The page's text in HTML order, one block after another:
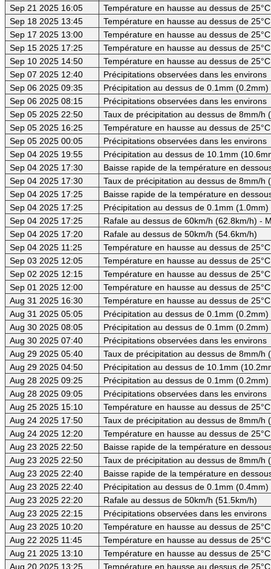
Sep 21 2025 16:05
Température en hausse au dessus de
Sep 18 2025 13:45
Température en hausse au dessus de
Sep 17 2025 13:00
Température en hausse au dessus de
Sep 15 2025 17:25
Température en hausse au dessus de
Sep 10 2025 14:50
Température en hausse au dessus de
Sep 07 2025 12:40
Précipitations observées dans les environs
Sep 06 2025 09:35
Précipitation au dessus de 0.1mm
Sep 06 2025 08:15
Précipitations observées dans les environs
Sep 05 2025 22:50
Taux de précipitation au dessus de 8mm/h
Sep 05 2025 16:25
Température en hausse au dessus de
Sep 05 2025 00:05
Précipitations observées dans les environs
Sep 04 2025 19:55
Précipitation au dessus de 10.1mm
Sep 04 2025 17:30
Baisse rapide de la température en
Sep 04 2025 17:30
Taux de précipitation au dessus de 8mm/h
Sep 04 2025 17:25
Baisse rapide de la température en
Sep 04 2025 17:25
Précipitation au dessus de 0.1mm (1.0mm)
Sep 04 2025 17:25
Rafale au dessus de 60km/h (62.8km/h) -
Sep 04 2025 17:20
Rafale au dessus de 50km/h (54.6km/h)
Sep 04 2025 11:25
Température en hausse au dessus de
Sep 03 2025 12:05
Température en hausse au dessus de
Sep 02 2025 12:15
Température en hausse au dessus de
Sep 01 2025 12:00
Température en hausse au dessus de
Aug 31 2025 16:30
Température en hausse au dessus de
Aug 31 2025 05:05
Précipitation au dessus de 0.1mm
Aug 30 2025 08:05
Précipitation au dessus de 0.1mm
Aug 30 2025 07:40
Précipitations observées dans les environs
Aug 29 2025 05:40
Taux de précipitation au dessus de 8mm/h
Aug 29 2025 04:50
Précipitation au dessus de 10.1mm
Aug 28 2025 09:25
Précipitation au dessus de 0.1mm
Aug 28 2025 09:05
Précipitations observées dans les environs
Aug 25 2025 15:10
Température en hausse au dessus de
Aug 24 2025 17:50
Taux de précipitation au dessus de 8mm/h
Aug 24 2025 12:20
Température en hausse au dessus de
Aug 23 2025 22:50
Baisse rapide de la température en
Aug 23 2025 22:50
Taux de précipitation au dessus de 8mm/h
Aug 23 2025 22:40
Baisse rapide de la température en
Aug 23 2025 22:40
Précipitation au dessus de 0.1mm
Aug 23 2025 22:20
Rafale au dessus de 50km/h (51.5km/h)
Aug 23 2025 22:15
Précipitations observées dans les environs
Aug 23 2025 10:20
Température en hausse au dessus de
Aug 22 2025 11:45
Température en hausse au dessus de
Aug 21 2025 13:10
Température en hausse au dessus de
Aug 20 2025 13:25
Température en hausse au dessus de